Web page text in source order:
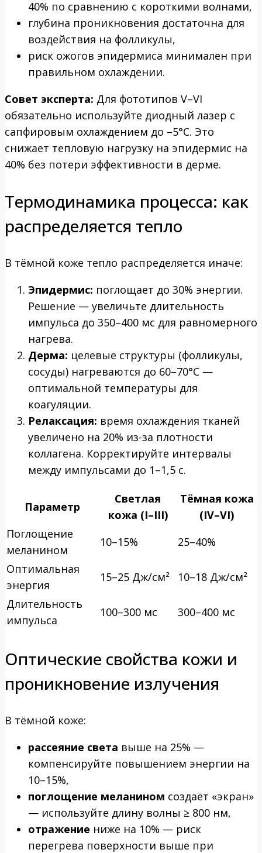
40% по сравнению с короткими волнами,
глубина проникновения достаточна для
воздействия на фолликулы,
риск ожогов эпидермиса минимален при
правильном охлаждении.
Совет эксперта: Для фототипов V–VI
обязательно используйте диодный лазер с
сапфировым охлаждением до –5°C. Это
снижает тепловую нагрузку на эпидермис на
40% без потери эффективности в дерме.
Термодинамика процесса: как
распределяется тепло
В тёмной коже тепло распределяется иначе:
Эпидермис: поглощает до 30% энергии.
Решение — увеличьте длительность
импульса до 350–400 мс для равномерного
нагрева.
Дерма: целевые структуры (фолликулы,
сосуды) нагреваются до 60–70°C —
оптимальной температуры для
коагуляции.
Релаксация: время охлаждения тканей
увеличено на 20% из-за плотности
коллагена. Корректируйте интервалы
между импульсами до 1–1,5 с.
Параметр
Светлая
кожа (I–III)
Тёмная кожа
(IV–VI)
Поглощение
меланином
10–15%
25–40%
Оптимальная
энергия
15–25 Дж/см²
10–18 Дж/см²
Длительность
импульса
100–300 мс 300–400 мс
Оптические свойства кожи и
проникновение излучения
В тёмной коже:
рассеяние света выше на 25% —
компенсируйте повышением энергии на
10–15%,
поглощение меланином создаёт «экран»
— используйте длину волны ≥ 800 нм,
отражение ниже на 10% — риск
перегрева поверхности выше при